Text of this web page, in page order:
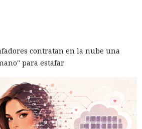
contratan en la nube una
para estafar